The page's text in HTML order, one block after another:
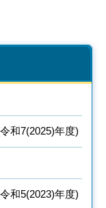
和7(2025)年度)
和5(2023)年度)